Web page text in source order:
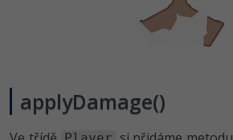
Adobe Lightroom -30%
Adobe InDesign
Adobe After Effects
applyDamage()